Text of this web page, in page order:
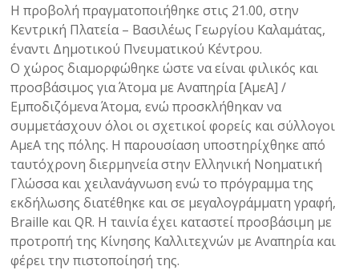
Η προβολή πραγματοποιήθηκε στις 21.00, στην
Κεντρική Πλατεία – Βασιλέως Γεωργίου Καλαμάτας,
έναντι Δημοτικού Πνευματικού Κέντρου.
Ο χώρος διαμορφώθηκε ώστε να είναι φιλικός και
προσβάσιμος για Άτομα με Αναπηρία [ΑμεΑ] /
Εμποδιζόμενα Άτομα, ενώ προσκλήθηκαν να
συμμετάσχουν όλοι οι σχετικοί φορείς και σύλλογοι
ΑμεΑ της πόλης. Η παρουσίαση υποστηρίχθηκε από
ταυτόχρονη διερμηνεία στην Ελληνική Νοηματική
Γλώσσα και χειλανάγνωση ενώ το πρόγραμμα της
εκδήλωσης διατέθηκε και σε μεγαλογράμματη γραφή,
Braille και QR. Η ταινία έχει καταστεί προσβάσιμη με
προτροπή της Κίνησης Καλλιτεχνών με Αναπηρία και
φέρει την πιστοποίησή της.